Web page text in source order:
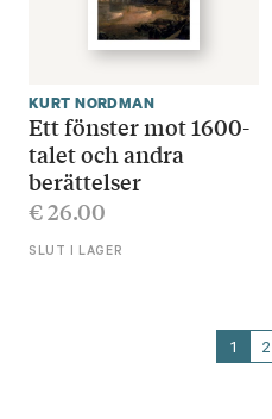
KURT NORDMAN
Ett fönster mot 1600-
talet och andra
berättelser
€26.00
SLUT I LAGER
1 2